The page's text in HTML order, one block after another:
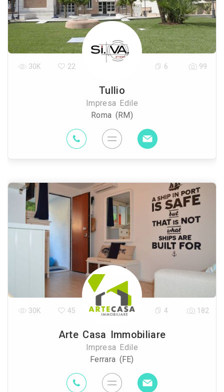
Tullio
Impresa Edile
Roma (RM)
30K 22 6 99
Arte Casa Immobiliare
Impresa Edile
Ferrara (FE)
30K 45 4 182